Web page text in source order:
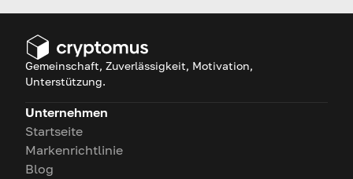
Gemeinschaft, Zuverlässigkeit, Motivation,
Unterstützung.
Unternehmen
Startseite
Markenrichtlinie
Blog